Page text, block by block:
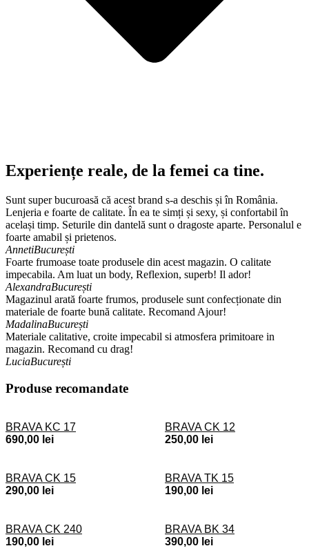
Experiențe reale, de la femei ca tine.
Sunt super bucuroasă că acest brand s-a deschis și în România.
Lenjeria e foarte de calitate. În ea te simți și sexy, și confortabil în
același timp. Seturile din dantelă sunt o dragoste aparte. Personalul e
foarte amabil și prietenos.
AnnetiBucurești
Foarte frumoase toate produsele din acest magazin. O calitate
impecabila. Am luat un body, Reflexion, superb! Il ador!
AlexandraBucurești
Magazinul arată foarte frumos, produsele sunt confecționate din
materiale de foarte bună calitate. Recomand Ajour!
MadalinaBucurești
Materiale calitative, croite impecabil si atmosfera primitoare in
magazin. Recomand cu drag!
LuciaBucurești
Produse recomandate
BRAVA KC 17
690,00 lei
BRAVA CK 12
250,00 lei
BRAVA CK 15
290,00 lei
BRAVA TK 15
190,00 lei
BRAVA CK 240
190,00 lei
BRAVA BK 34
390,00 lei